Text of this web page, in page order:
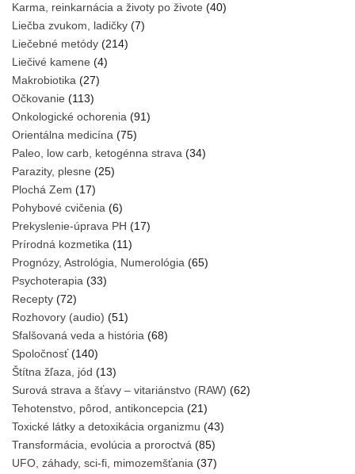
Karma, reinkarnácia a životy po živote (40)
Liečba zvukom, ladičky (7)
Liečebné metódy (214)
Liečivé kamene (4)
Makrobiotika (27)
Očkovanie (113)
Onkologické ochorenia (91)
Orientálna medicína (75)
Paleo, low carb, ketogénna strava (34)
Parazity, plesne (25)
Plochá Zem (17)
Pohybové cvičenia (6)
Prekyslenie-úprava PH (17)
Prírodná kozmetika (11)
Prognózy, Astrológia, Numerológia (65)
Psychoterapia (33)
Recepty (72)
Rozhovory (audio) (51)
Sfalšovaná veda a história (68)
Spoločnosť(140)
Štítna žľaza, jód (13)
Surová strava a šťavy – vitariánstvo (RAW) (62)
Tehotenstvo, pôrod, antikoncepcia (21)
Toxické látky a detoxikácia organizmu (43)
Transformácia, evolúcia a proroctvá (85)
UFO, záhady, sci-fi, mimozemšťania (37)